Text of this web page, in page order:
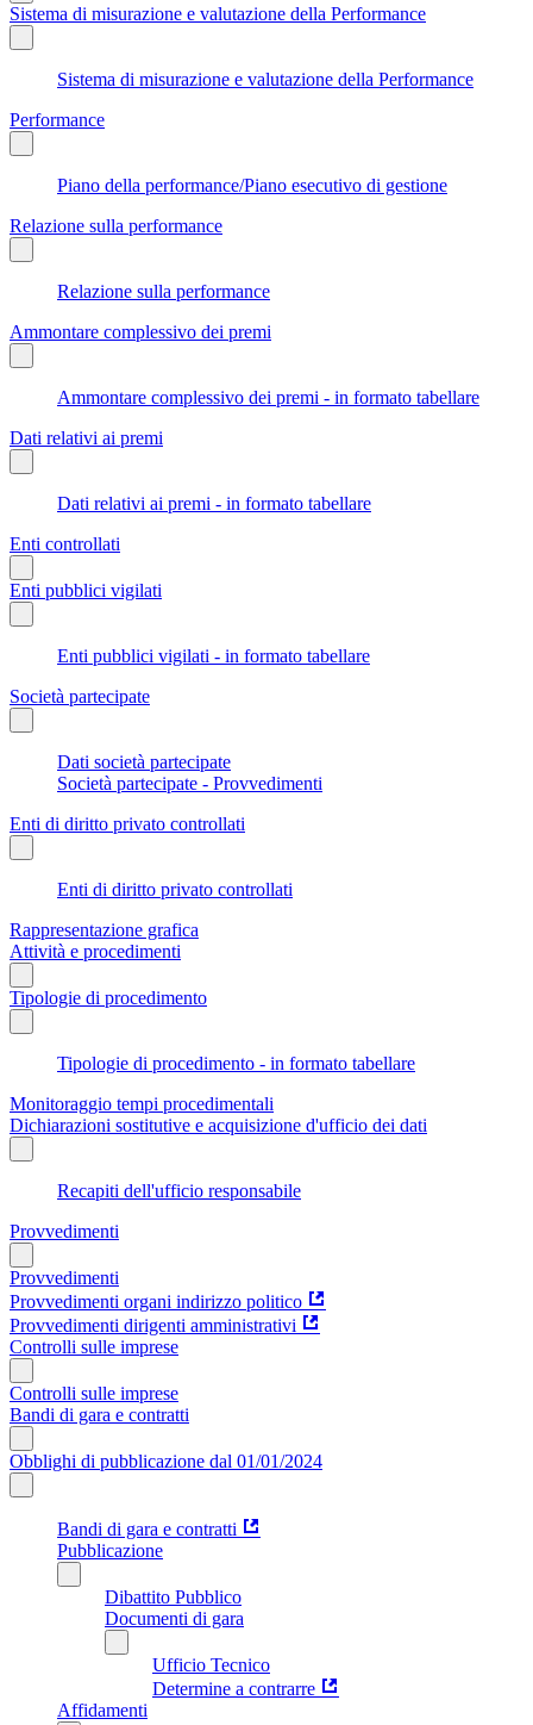
Sistema di misurazione e valutazione della Performance
Sistema di misurazione e valutazione della Performance
Performance
Piano della performance/Piano esecutivo di gestione
Relazione sulla performance
Relazione sulla performance
Ammontare complessivo dei premi
Ammontare complessivo dei premi - in formato tabellare
Dati relativi ai premi
Dati relativi ai premi - in formato tabellare
Enti controllati
Enti pubblici vigilati
Enti pubblici vigilati - in formato tabellare
Società partecipate
Dati società partecipate
Società partecipate - Provvedimenti
Enti di diritto privato controllati
Enti di diritto privato controllati
Rappresentazione grafica
Attività e procedimenti
Tipologie di procedimento
Tipologie di procedimento - in formato tabellare
Monitoraggio tempi procedimentali
Dichiarazioni sostitutive e acquisizione d'ufficio dei dati
Recapiti dell'ufficio responsabile
Provvedimenti
Provvedimenti
Provvedimenti organi indirizzo politico
Provvedimenti dirigenti amministrativi
Controlli sulle imprese
Controlli sulle imprese
Bandi di gara e contratti
Obblighi di pubblicazione dal 01/01/2024
Bandi di gara e contratti
Pubblicazione
Dibattito Pubblico
Documenti di gara
Ufficio Tecnico
Determine a contrarre
Affidamenti